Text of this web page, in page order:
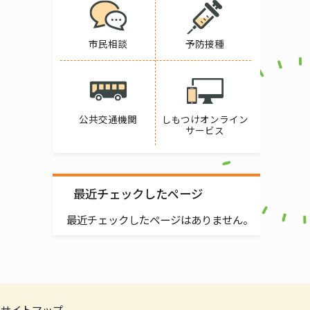
市民相談 予防接種
公共交通機関
しもつけオンライン
サービス
最近チェックしたページ
最近チェックしたページはありません。